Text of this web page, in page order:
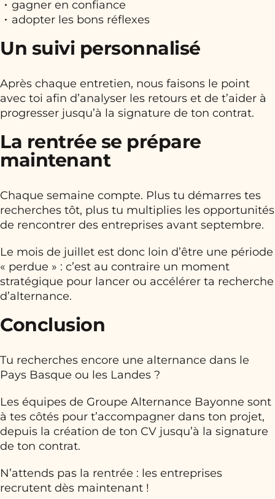
gagner en confiance
adopter les bons réflexes
Un suivi personnalisé
Après chaque entretien, nous faisons le point
avec toi afin d’analyser les retours et de t’aider à
progresser jusqu’à la signature de ton contrat.
La rentrée se prépare
maintenant
Chaque semaine compte. Plus tu démarres tes
recherches tôt, plus tu multiplies les opportunités
de rencontrer des entreprises avant septembre.
Le mois de juillet est donc loin d’être une période
« perdue » : c’est au contraire un moment
stratégique pour lancer ou accélérer ta recherche
d’alternance.
Conclusion
Tu recherches encore une alternance dans le
Pays Basque ou les Landes ?
Les équipes de Groupe Alternance Bayonne sont
à tes côtés pour t’accompagner dans ton projet,
depuis la création de ton CV jusqu’à la signature
de ton contrat.
N’attends pas la rentrée : les entreprises
recrutent dès maintenant !